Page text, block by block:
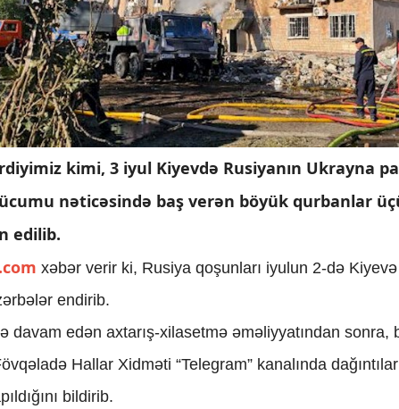
kimi, 3 iyul Kiyevdə Rusiyanın Ukrayna
nəticəsində baş verən böyük qurbanlar
edilib.
xəbər verir ki, Rusiya qoşunları iyulun 2-də
endirib.
davam edən axtarış-xilasetmə əməliyyatından sonra,
Hallar Xidməti “Telegram” kanalında
bildirib.